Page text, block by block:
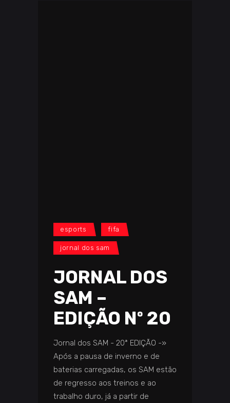
esports fifa
jornal dos sam
JORNAL DOS
SAM –
EDIÇÃO Nº 20
Jornal dos SAM - 20ª EDIÇÃO -»
Após a pausa de inverno e de
baterias carregadas, os SAM estão
de regresso aos treinos e ao
trabalho duro, já a partir de